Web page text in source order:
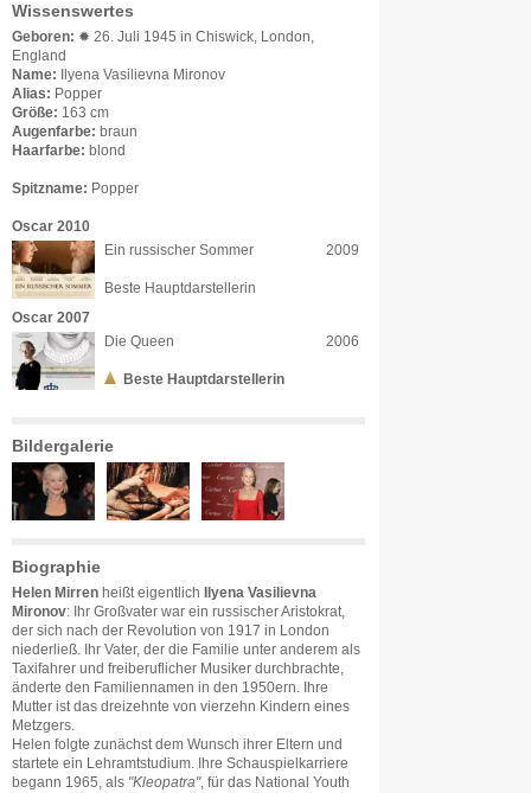
Wissenswertes
Geboren: ✹ 26. Juli 1945 in Chiswick, London,
England
Name: Ilyena Vasilievna Mironov
Alias: Popper
Größe: 163 cm
Augenfarbe: braun
Haarfarbe: blond
Spitzname: Popper
Oscar 2010
Ein russischer Sommer
Beste Hauptdarstellerin
2009
Oscar 2007
Die Queen
Beste Hauptdarstellerin
2006
Bildergalerie
Biographie
Helen Mirren heißt eigentlich
Ilyena Vasilievna
Mironov: Ihr Großvater war ein russischer Aristokrat,
der sich nach der Revolution von 1917 in London
niederließ. Ihr Vater, der die Familie unter anderem als
Taxifahrer und freiberuflicher Musiker durchbrachte,
änderte den Familiennamen in den 1950ern. Ihre
Mutter ist das dreizehnte von vierzehn Kindern eines
Metzgers.
Helen folgte zunächst dem Wunsch ihrer Eltern und
startete ein Lehramtstudium. Ihre Schauspielkarriere
begann 1965, als "Kleopatra", für das National Youth